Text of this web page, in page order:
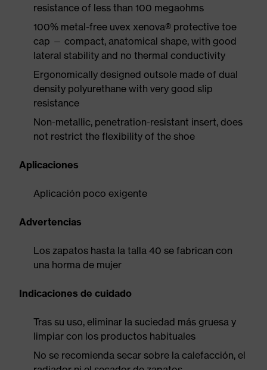
resistance of less than 100 megaohms
100% metal-free uvex xenova® protective toe
cap — compact, anatomical shape, with good
lateral stability and no thermal conductivity
Ergonomically designed outsole made of dual
density polyurethane with very good slip
resistance
Non-metallic, penetration-resistant insert, does
not restrict the flexibility of the shoe
Aplicaciones
Aplicación poco exigente
Advertencias
Los zapatos hasta la talla 40 se fabrican con
una horma de mujer
Indicaciones de cuidado
Tras su uso, eliminar la suciedad más gruesa y
limpiar con los productos habituales
No se recomienda secar sobre la calefacción, el